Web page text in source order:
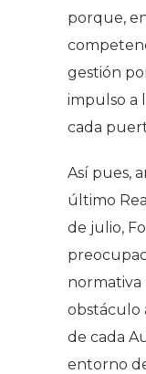
porque,
gestión
impulso a
cada
Así pues,
último
de julio,
obstáculo
de cada
entorno